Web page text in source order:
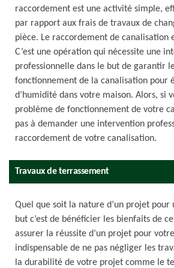
raccordement est une activité simple,
par rapport aux frais de travaux de
pièce. Le raccordement de canalisation
C’est une opération qui nécessite une
professionnelle dans le but de garantir
fonctionnement de la canalisation pour
d’humidité dans votre maison. Alors, si
problème de fonctionnement de votre
pas à demander une intervention
raccordement de votre canalisation.
Travaux de terrassement
Quel que soit la nature d’un projet pour
but c’est de bénéficier les bienfaits de
assurer la réussite d’un projet pour
indispensable de ne pas négliger les
la durabilité de votre projet comme le